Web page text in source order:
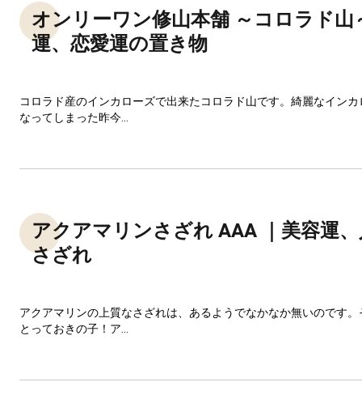
オンリーワン修山本舗 ～コロラド山
運、恋愛運の置き物
コロラド産のインカローズで出来たコロラド山です。綺麗なイン
なってしまった昨今...
アクアマリンさざれ AAA ｜美容運
さざれ
アクアマリンの上質なさざれは、あるようでなかなか無いのです
とっておきの子！ア...